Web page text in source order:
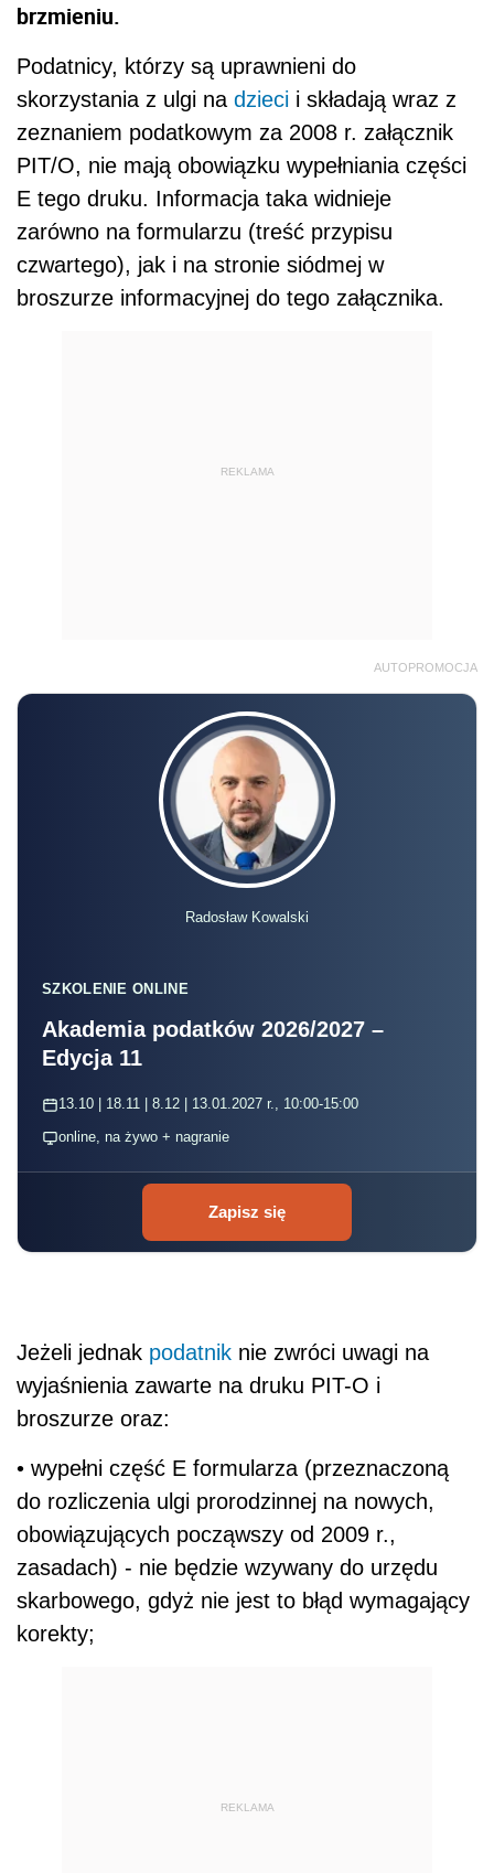
brzmieniu.
Podatnicy, którzy są uprawnieni do
skorzystania z ulgi na dzieci i składają wraz z
zeznaniem podatkowym za 2008 r. załącznik
PIT/O, nie mają obowiązku wypełniania części
E tego druku. Informacja taka widnieje
zarówno na formularzu (treść przypisu
czwartego), jak i na stronie siódmej w
broszurze informacyjnej do tego załącznika.
REKLAMA
AUTOPROMOCJA
Radosław Kowalski
SZKOLENIE ONLINE
Akademia podatków 2026/2027 –
Edycja 11
13.10 | 18.11 | 8.12 | 13.01.2027 r., 10:00-15:00
online, na żywo + nagranie
Zapisz się
Jeżeli jednak podatnik nie zwróci uwagi na
wyjaśnienia zawarte na druku PIT-O i
broszurze oraz:
• wypełni część E formularza (przeznaczoną
do rozliczenia ulgi prorodzinnej na nowych,
obowiązujących począwszy od 2009 r.,
zasadach) - nie będzie wzywany do urzędu
skarbowego, gdyż nie jest to błąd wymagający
korekty;
REKLAMA